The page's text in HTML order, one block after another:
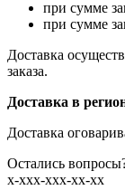
при сумме
при сумме
Доставка
заказа.
Доставка в
Доставка
Остались
х-ххх-ххх-хх-хх